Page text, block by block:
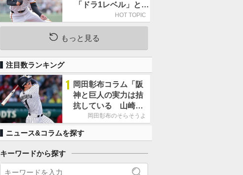
「ドラ1レベル」と評
する巨人の左腕は
HOT TOPIC
もっと見る
注目数ランキング
1
岡田彰布コラム「阪
神と巨人の実力は拮
抗している 山崎、
小笠原の存在は大き
岡田彰布のそらそうよ
ニュース&コラムを探す
キーワードから探す